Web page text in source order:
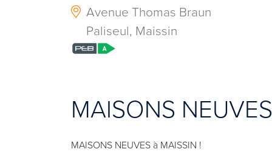
Avenue Thomas Braun
Paliseul, Maissin
MAISONS
MAISONS NEUVES à MAISSIN !